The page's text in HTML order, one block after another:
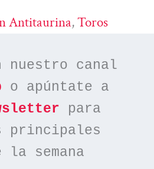
Antitaurina, Toros
nuestro canal
o apúntate a
para
semana